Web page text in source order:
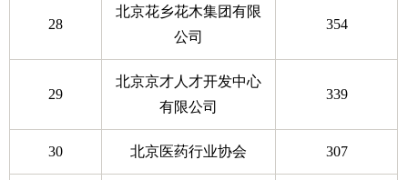
28
北京花乡花木集团有限
公司
354
29
北京京才人才开发中心
有限公司
339
30 北京医药行业协会 307